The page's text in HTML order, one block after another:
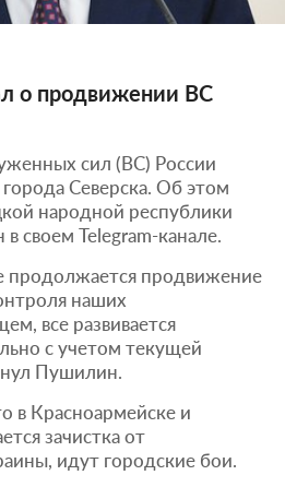
о продвижении ВС
сил (ВС) России
Северска. Об этом
народной республики
своем Telegram-канале.
продолжается продвижение
наших
все развивается
с учетом текущей
Пушилин.
в Красноармейске и
зачистка от
идут городские бои.